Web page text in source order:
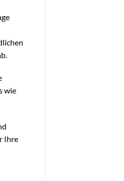
wie
Ihre